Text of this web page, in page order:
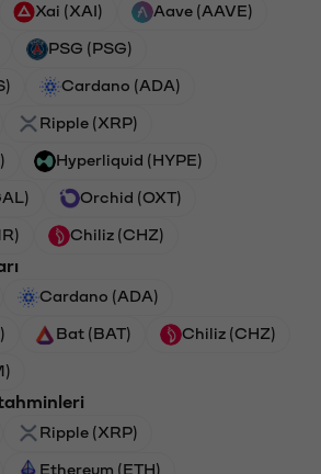
Xai (XAI) Aave (AAVE)
PSG (PSG)
Cardano (ADA)
Ripple (XRP)
Hyperliquid (HYPE)
Orchid (OXT)
Chiliz (CHZ)
Cardano (ADA)
Bat (BAT) Chiliz (CHZ)
Ripple (XRP)
Ethereum (ETH)